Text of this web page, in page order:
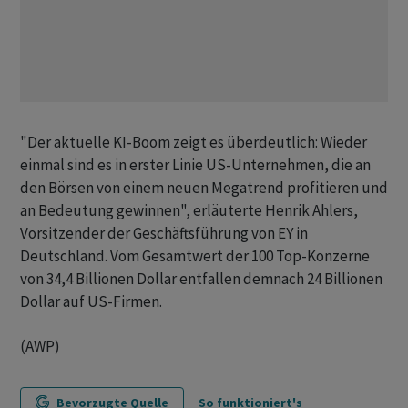
"Der aktuelle KI-Boom zeigt es überdeutlich: Wieder
einmal sind es in erster Linie US-Unternehmen, die an
den Börsen von einem neuen Megatrend profitieren und
an Bedeutung gewinnen", erläuterte Henrik Ahlers,
Vorsitzender der Geschäftsführung von EY in
Deutschland. Vom Gesamtwert der 100 Top-Konzerne
von 34,4 Billionen Dollar entfallen demnach 24 Billionen
Dollar auf US-Firmen.
(AWP)
Bevorzugte Quelle So funktioniert's